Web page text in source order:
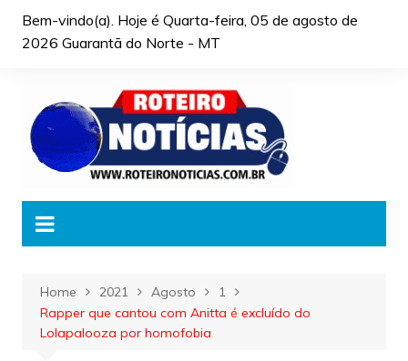
Bem-vindo(a). Hoje é Quarta-feira, 05 de agosto de
2026 Guarantã do Norte - MT
Home 2021 Agosto
1
Rapper que cantou com Anitta é excluído do
Lolapalooza por homofobia